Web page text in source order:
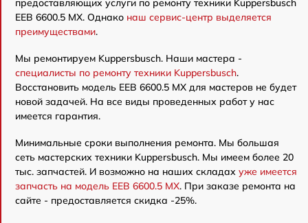
предоставляющих услуги по ремонту техники Kuppersbusch
EEB 6600.5 MX. Однако наш сервис-центр выделяется
преимуществами.
Мы ремонтируем Kuppersbusch. Наши мастера -
специалисты по ремонту техники Kuppersbusch.
Восстановить модель EEB 6600.5 MX для мастеров не будет
новой задачей. На все виды проведенных работ у нас
имеется гарантия.
Минимальные сроки выполнения ремонта. Мы большая
сеть мастерских техники Kuppersbusch. Мы имеем более 20
тыс. запчастей. И возможно на наших складах уже имеется
запчасть на модель EEB 6600.5 MX. При заказе ремонта на
сайте - предоставляется скидка -25%.